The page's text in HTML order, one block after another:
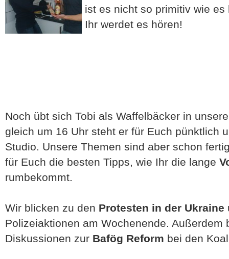
ist es nicht so primitiv wie
Ihr werdet es hören!
Noch übt sich Tobi als Waffelbäcker in
gleich um 16 Uhr steht er für Euch pünktlich
Studio. Unsere Themen sind aber schon
für Euch die besten Tipps, wie Ihr die lange
rumbekommt.
Wir blicken zu den Protesten in der Ukraine
Polizeiaktionen am Wochenende. Außerdem
Diskussionen zur Bafög Reform bei den